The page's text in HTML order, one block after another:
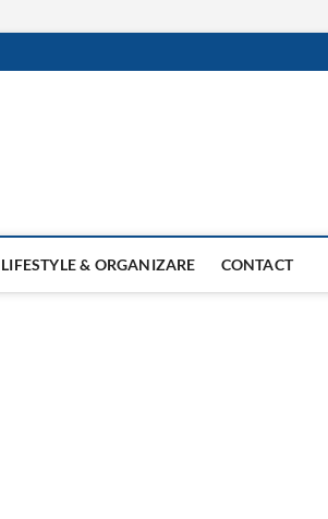
LIFESTYLE & ORGANIZARE CONTACT